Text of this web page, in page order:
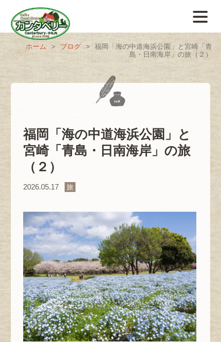
ホーム > ブログ >
福岡「海の中道海浜公園」と宮崎「青
島・日南海岸」の旅（２）
福岡「海の中道海浜公園」と
宮崎「青島・日南海岸」の旅
（２）
2026.05.17 旅